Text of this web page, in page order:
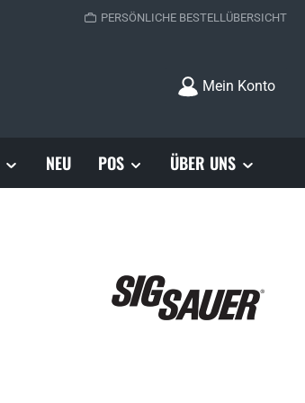
PERSÖNLICHE BESTELLÜBERSICHT
Mein Konto
NEU POS ÜBER UNS